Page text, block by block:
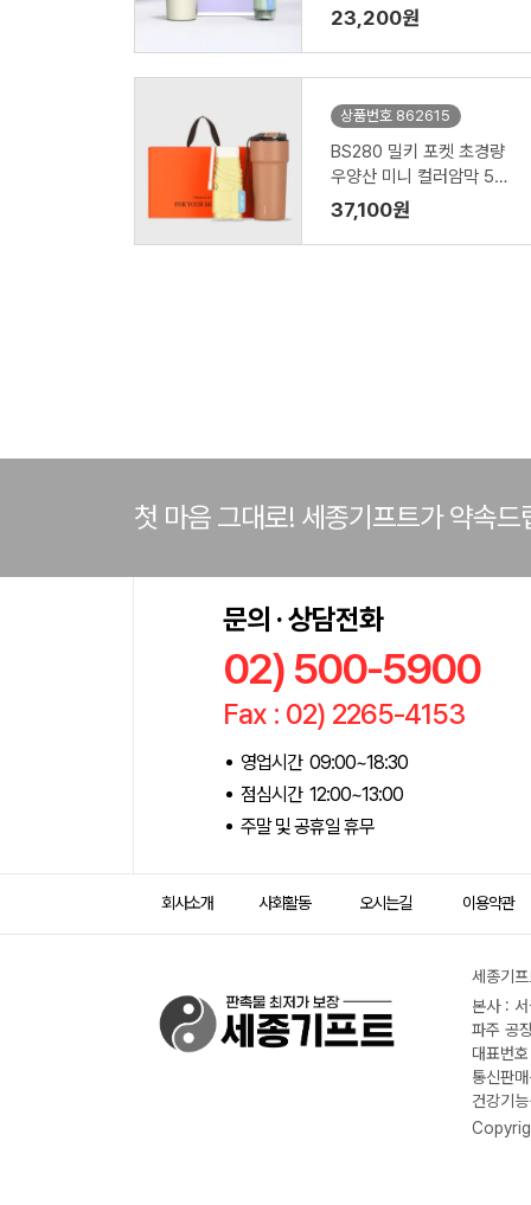
23,200원
상품번호 862615
BS280 밀키 포켓 초경량
우양산 미니 컬러암막 5단
양우산 선물세트 답례품+락
앤락 텀블러세트 메트로 카
페 세라믹 텀블러 650ml
37,100원
첫 마음 그대로! 세종기프트가 약속드
문의 · 상담전화
02) 500-5900
Fax : 02) 2265-4153
영업시간 09:00~18:30
점심시간 12:00~13:00
주말 및 공휴일 휴무
회사소개 사회활동 오시는길 이용약관
세종기
본사 :
파주 공
대표번
통신판
건강기